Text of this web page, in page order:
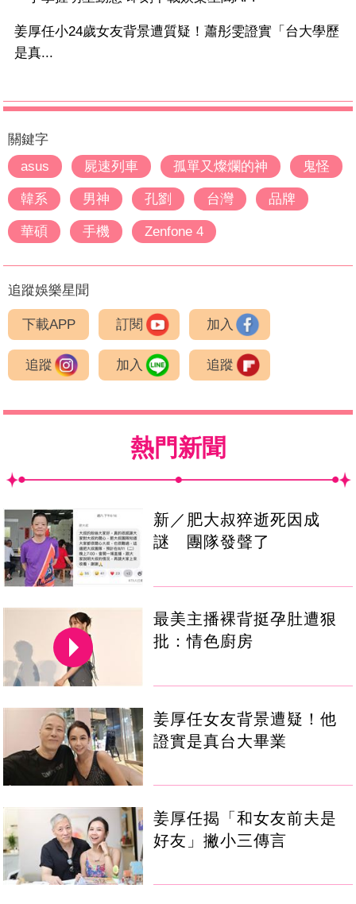
姜厚任小24歲女友背景遭質疑！蕭彤雯證實「台大學歷
是真...
關鍵字
asus
屍速列車 孤單又燦爛的神 鬼怪
韓系 男神 孔劉 台灣 品牌
華碩 手機 Zenfone 4
追蹤娛樂星聞
下載APP 訂閱 加入
追蹤 加入 追蹤
熱門新聞
新／肥大叔猝逝死因成
謎 團隊發聲了
最美主播裸背挺孕肚遭狠
批：情色廚房
姜厚任女友背景遭疑！他
證實是真台大畢業
姜厚任揭「和女友前夫是
好友」撇小三傳言